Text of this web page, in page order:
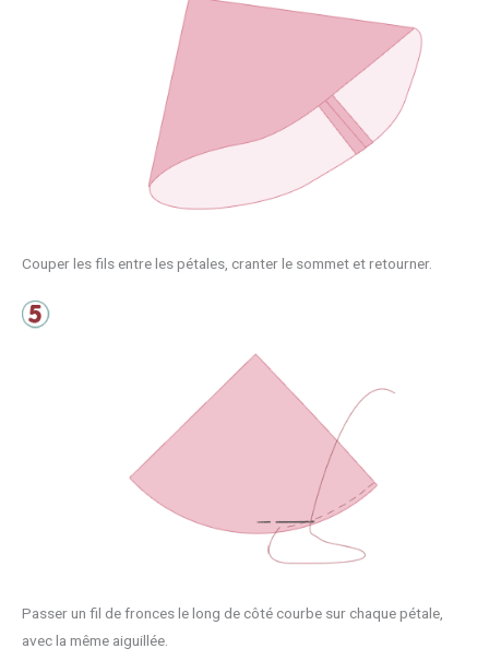
Couper les fils entre les pétales, cranter le sommet et retourner.
Passer un fil de fronces le long de côté courbe sur chaque pétale,
avec la même aiguillée.